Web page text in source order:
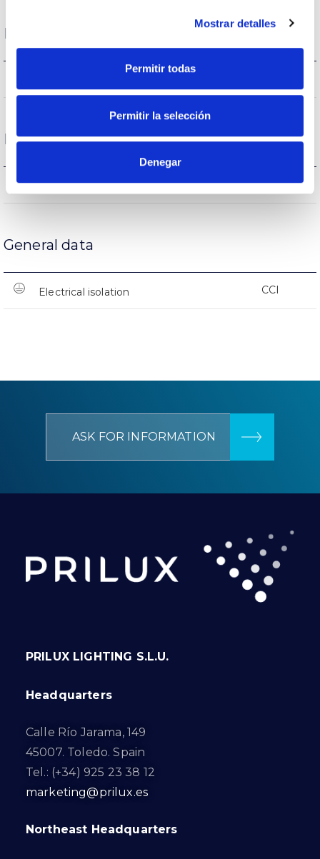
Mostrar detalles
Permitir todas
Permitir la selección
Denegar
Funcionament condition
Protections
Surges protection NO
General data
Electrical isolation CCI
ASK FOR INFORMATION
PRILUX LIGHTING S.L.U.
Headquarters
Calle Río Jarama, 149
45007. Toledo. Spain
Tel.: (+34) 925 23 38 12
marketing@prilux.es
Northeast Headquarters